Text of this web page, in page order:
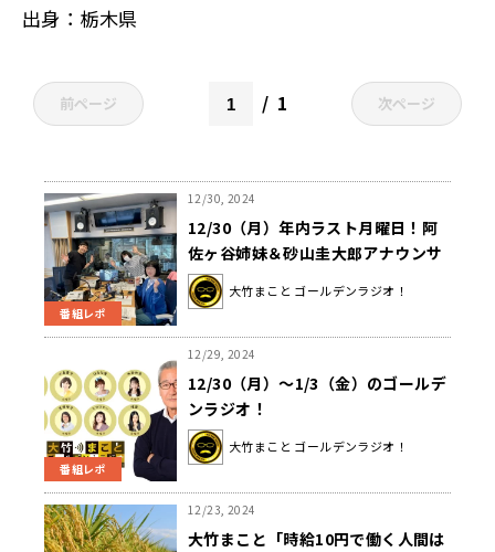
出身：栃木県
前ページ 1 次ページ
番組レポ
12/30, 2024
12/30（月）年内ラスト月曜日！阿
佐ヶ谷姉妹＆砂山圭大郎アナウンサ
ーで２時間半🎵
大竹まこと ゴールデンラジオ！
番組レポ
12/29, 2024
12/30（月）～1/3（金）のゴールデ
ンラジオ！
大竹まこと ゴールデンラジオ！
12/23, 2024
大竹まこと「時給10円で働く人間は